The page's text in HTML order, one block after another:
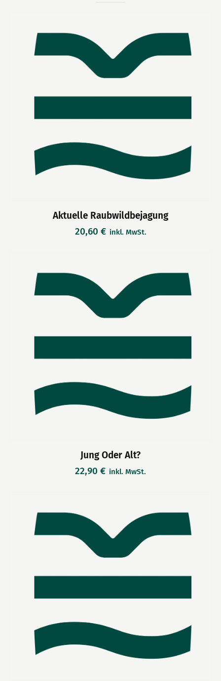
Aktuelle Raubwildbejagung
20,60 € inkl. MwSt.
Jung Oder Alt?
22,90 € inkl. MwSt.